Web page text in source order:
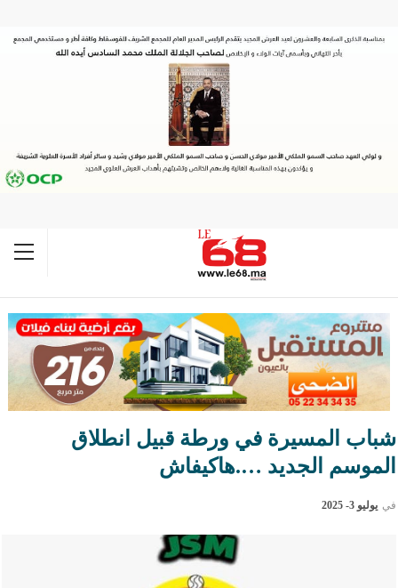
شباب المسيرة في ورطة قبيل انطلاق
الموسم الجديد ….هاكيفاش
في يوليو 3- 2025